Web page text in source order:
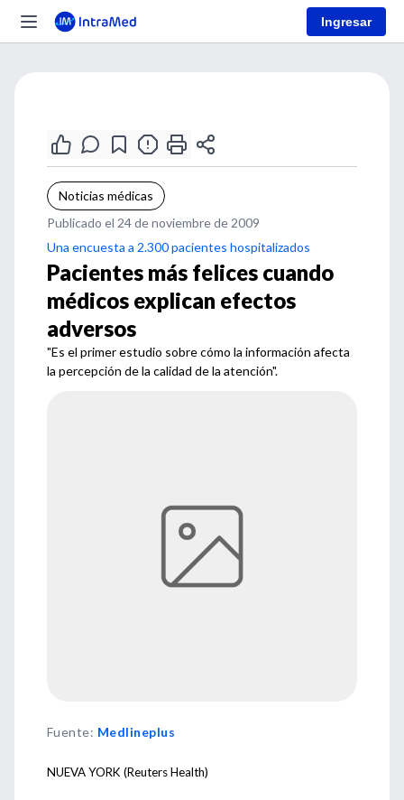
Ingresar
Noticias médicas
Publicado el 24 de noviembre de 2009
Una encuesta a 2.300 pacientes hospitalizados
Pacientes más felices cuando
médicos explican efectos
adversos
"Es el primer estudio sobre cómo la información afecta
la percepción de la calidad de la atención".
Fuente: Medlineplus
NUEVA YORK (Reuters Health)